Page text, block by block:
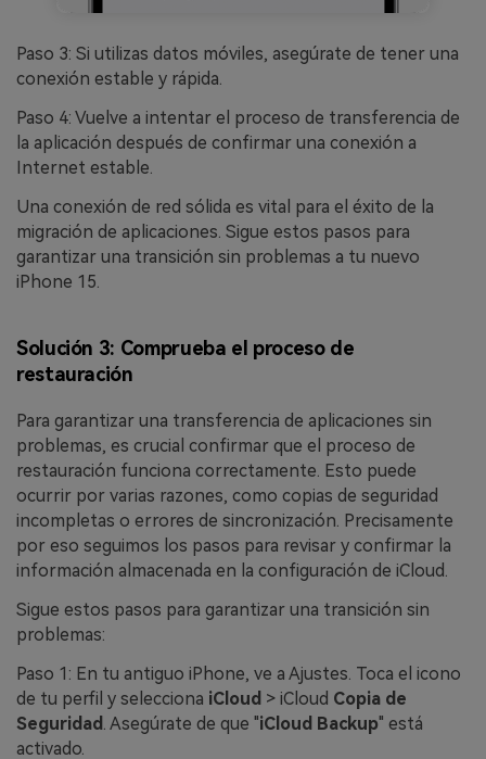
Paso 3: Si utilizas datos móviles, asegúrate de tener una
conexión estable y rápida.
Paso 4: Vuelve a intentar el proceso de transferencia de
la aplicación después de confirmar una conexión a
Internet estable.
Una conexión de red sólida es vital para el éxito de la
migración de aplicaciones. Sigue estos pasos para
garantizar una transición sin problemas a tu nuevo
iPhone 15.
Solución 3: Comprueba el proceso de
restauración
Para garantizar una transferencia de aplicaciones sin
problemas, es crucial confirmar que el proceso de
restauración funciona correctamente. Esto puede
ocurrir por varias razones, como copias de seguridad
incompletas o errores de sincronización. Precisamente
por eso seguimos los pasos para revisar y confirmar la
información almacenada en la configuración de iCloud.
Sigue estos pasos para garantizar una transición sin
problemas:
Paso 1: En tu antiguo iPhone, ve a Ajustes. Toca el icono
de tu perfil y selecciona iCloud > iCloud Copia de
Seguridad . Asegúrate de que "iCloud Backup" está
activado.